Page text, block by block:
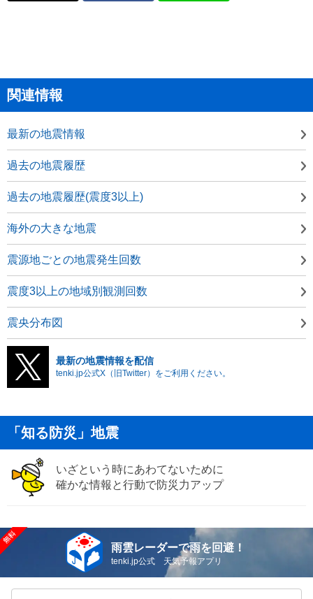
関連情報
最新の地震情報
過去の地震履歴
過去の地震履歴(震度3以上)
海外の大きな地震
震源地ごとの地震発生回数
震度3以上の地域別観測回数
震央分布図
最新の地震情報を配信
tenki.jp公式X（旧Twitter）をご利用ください。
「知る防災」地震
いざという時にあわてないために
確かな情報と行動で防災力アップ
雨雲レーダーで雨を回避！
tenki.jp公式 天気予報アプリ